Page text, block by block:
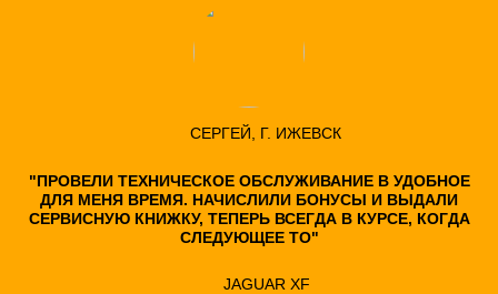
СЕРГЕЙ, Г. ИЖЕВСК
"ПРОВЕЛИ ТЕХНИЧЕСКОЕ ОБСЛУЖИВАНИЕ В УДОБНОЕ
ДЛЯ МЕНЯ ВРЕМЯ. НАЧИСЛИЛИ БОНУСЫ И ВЫДАЛИ
СЕРВИСНУЮ КНИЖКУ, ТЕПЕРЬ ВСЕГДА В КУРСЕ, КОГДА
СЛЕДУЮЩЕЕ ТО"
JAGUAR XF